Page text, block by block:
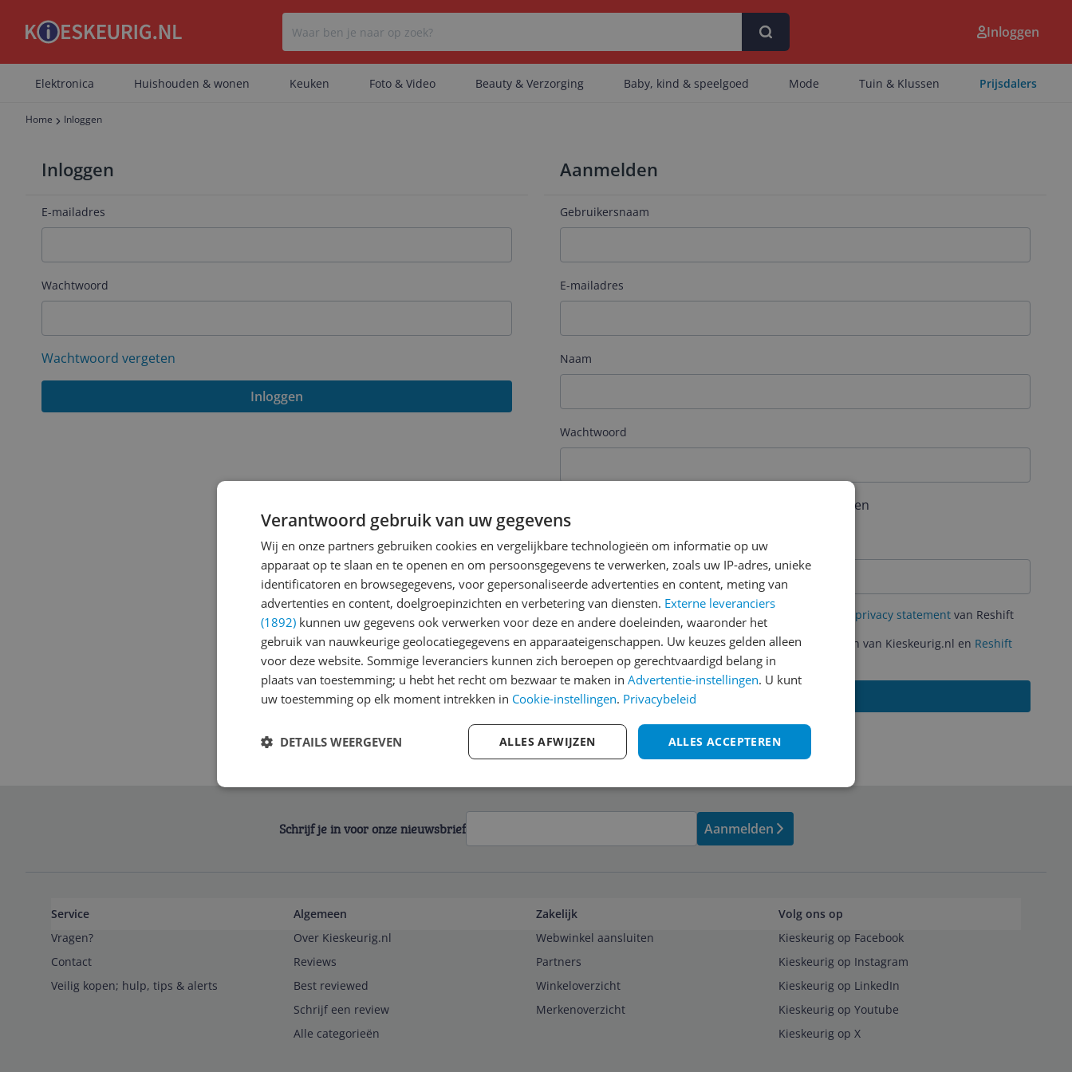
Er zijn geen producten gevonden.
Inloggen
Elektronica Huishouden & wonen Keuken Foto & Video Beauty & Verzorging Baby, kind & speelgoed Mode Tuin & Klussen Prijsdalers
Home Inloggen
Inloggen
E-mailadres
Wachtwoord
Wachtwoord vergeten
Inloggen
Aanmelden
Gebruikersnaam
E-mailadres
Naam
Wachtwoord
Je wachtwoord moet minimaal 6 karakters bevatten
Wachtwoord herhalen
Ik ga akkoord met de Algemene Voorwaarden privacy statement van Reshift
Ik ontvang graag interessante acties en aanbiedingen van Kieskeurig.nl en Reshift
Digitalvia e-mail
Schrijf je in voor onze nieuwsbrief Aanmelden
Service
Vragen?
Contact
Veilig kopen; hulp, tips & alerts
Algemeen
Over Kieskeurig.nl
Reviews
Best reviewed
Schrijf een review
Alle categorieën
Zakelijk
Webwinkel aansluiten
Partners
Winkeloverzicht
Merkenoverzicht
Volg ons op
Kieskeurig op Facebook
Kieskeurig op Instagram
Kieskeurig op LinkedIn
Kieskeurig op Youtube
Kieskeurig op X
Verantwoord gebruik van uw gegevens
Wij en onze partners gebruiken cookies en vergelijkbare technologieën om informatie op uw
apparaat op te slaan en te openen en om persoonsgegevens te verwerken, zoals uw IP-adres, unieke
identificatoren en browsegegevens, voor gepersonaliseerde advertenties en content, meting van
advertenties en content, doelgroepinzichten en verbetering van diensten. Externe leveranciers
(1892) kunnen uw gegevens ook verwerken voor deze en andere doeleinden, waaronder het
gebruik van nauwkeurige geolocatiegegevens en apparaateigenschappen. Uw keuzes gelden alleen
voor deze website. Sommige leveranciers kunnen zich beroepen op gerechtvaardigd belang in
plaats van toestemming; u hebt het recht om bezwaar te maken in Advertentie-instellingen. U kunt
uw toestemming op elk moment intrekken in Cookie-instellingen. Privacybeleid
ALLES ACCEPTEREN
ALLES AFWIJZEN
DETAILS WEERGEVEN